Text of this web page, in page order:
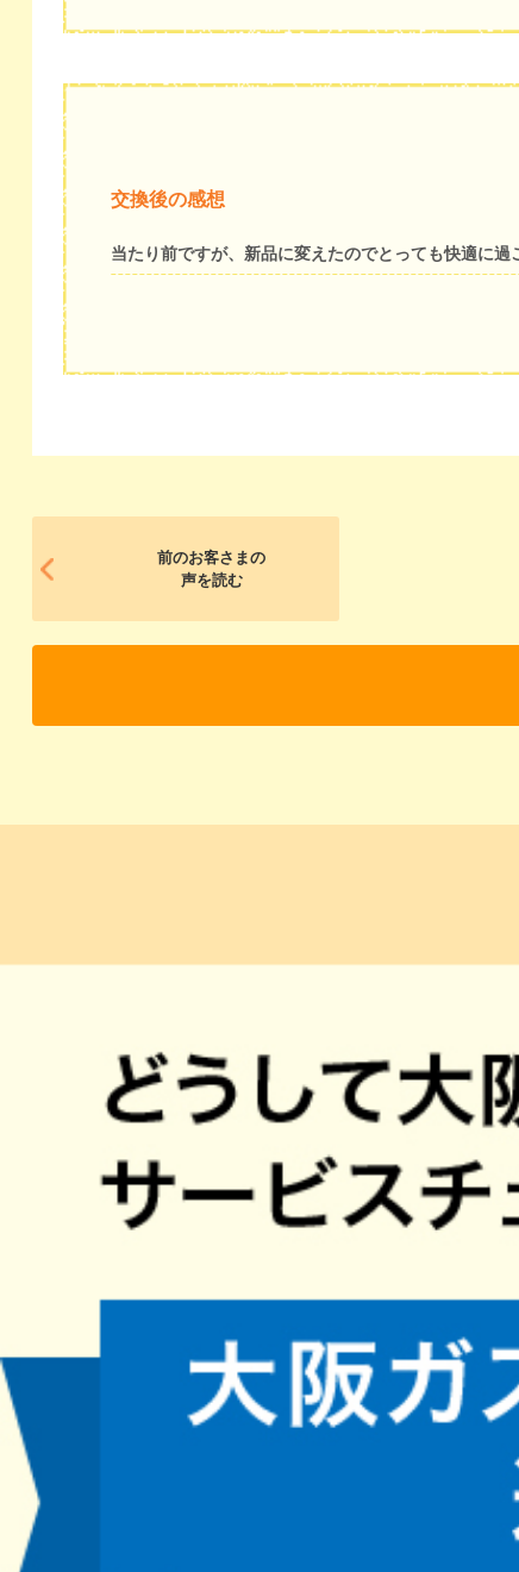
交換後の感想
当たり前ですが、新品に変えたのでとっても快適に
前のお客さまの
声を読む